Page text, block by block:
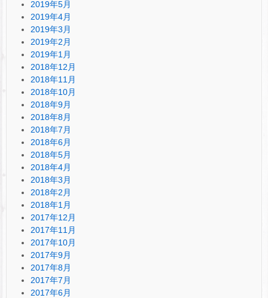
2019年5月
2019年4月
2019年3月
2019年2月
2019年1月
2018年12月
2018年11月
2018年10月
2018年9月
2018年8月
2018年7月
2018年6月
2018年5月
2018年4月
2018年3月
2018年2月
2018年1月
2017年12月
2017年11月
2017年10月
2017年9月
2017年8月
2017年7月
2017年6月